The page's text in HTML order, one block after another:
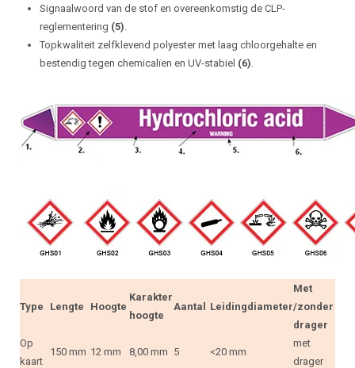
Signaalwoord van de stof en overeenkomstig de CLP-
reglementering (5).
Topkwaliteit zelfklevend polyester met laag chloorgehalte en
bestendig tegen chemicalïen en UV-stabiel (6).
Type Lengte Hoogte
Karakter
hoogte
Aantal Leidingdiameter
Met
/zonder
drager
Op
kaart
150 mm 12 mm 8,00 mm 5 <20 mm
met
drager